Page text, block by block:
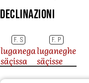
Declinazioni
F. S F. P
luganegaluganeghe
säçissa
säçisse